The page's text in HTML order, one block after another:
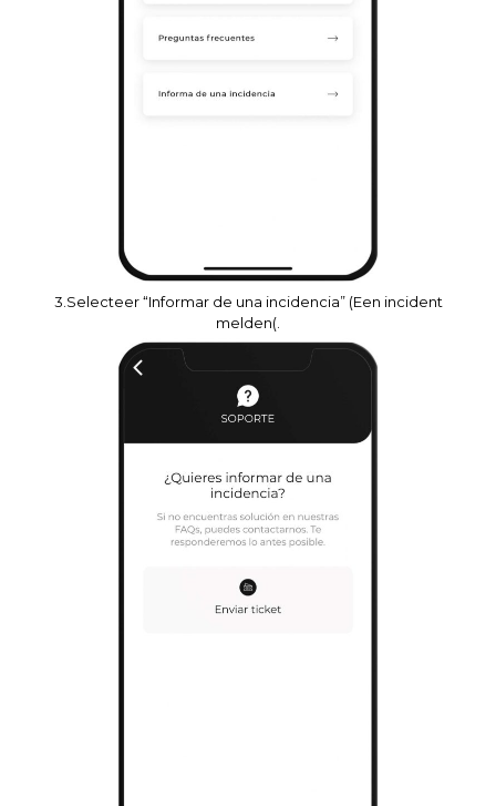
3.Selecteer “Informar de una incidencia” (Een incident
melden(.